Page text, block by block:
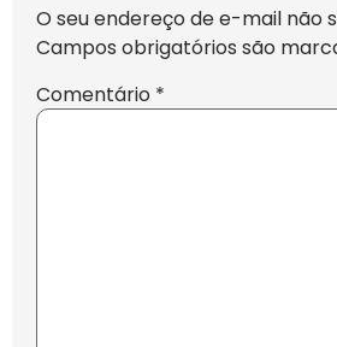
O seu endereço de e-mail não
Campos obrigatórios são
Comentário *